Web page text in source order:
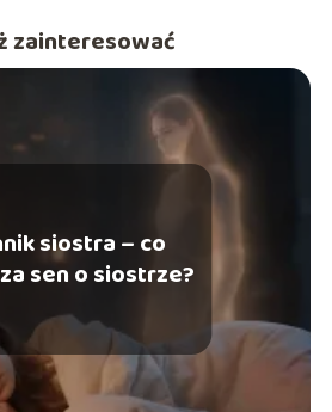
zainteresować
siostra – co
sen o siostrze?